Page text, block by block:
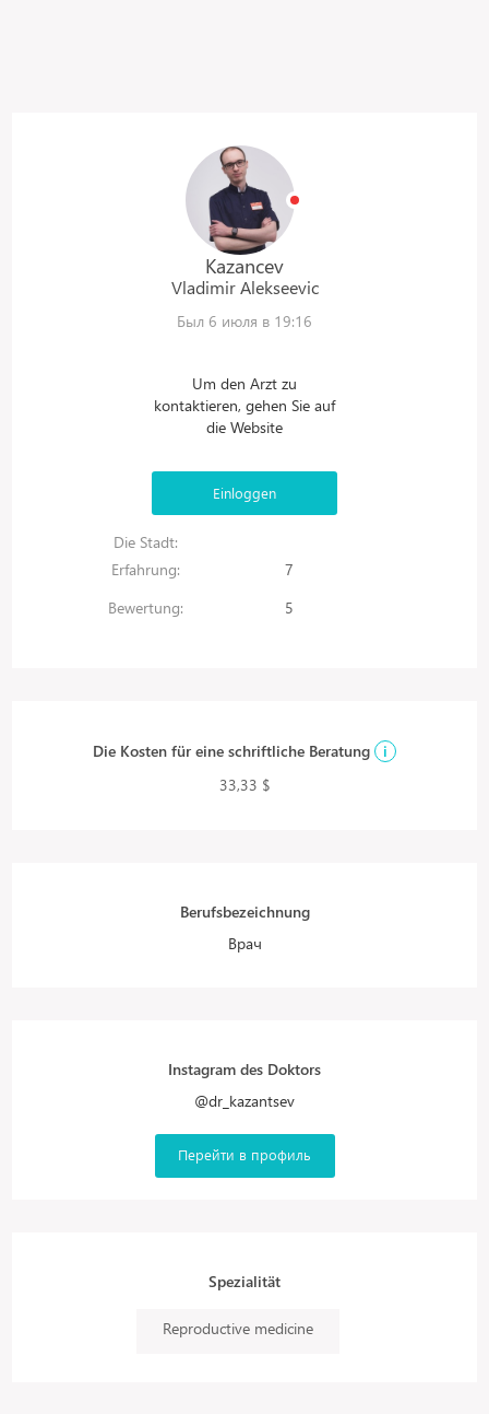
Kazancev
Vladimir Alekseevic
Был 6 июля в 19:16
Um den Arzt zu
kontaktieren, gehen Sie auf
die Website
Einloggen
Die Stadt:
Erfahrung:
7
Bewertung:
5
Die Kosten für eine schriftliche Beratung
i
33,33 $
Berufsbezeichnung
Врач
Instagram des Doktors
@dr_kazantsev
Перейти в профиль
Spezialität
Reproductive medicine